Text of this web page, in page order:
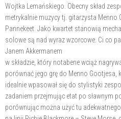
Wojtka Lemańskiego. Obecny skład
metrykalnie muzycy tj. gitarzysta
Pannekeet. Jako kwartet stanowią
solowe są nad wyraz wzorcowe. Ci co
Janem Akkermanem
w składzie, który notabene wciąż
porównać jego grę do Menno Gootjesa,
idealnie wpasował się do stylistyki
zadaniem przejmując etat po sławnym
porównując można użyć tu